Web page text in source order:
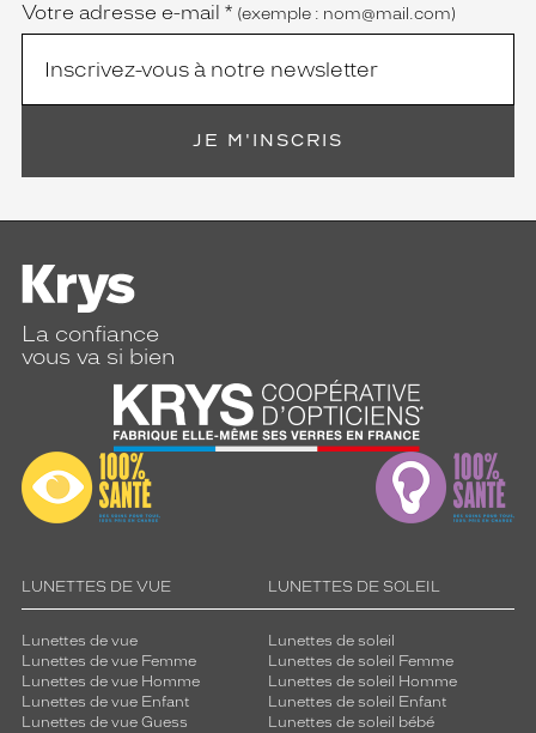
Votre adresse e-mail * (exemple : nom@mail.com)
JE M'INSCRIS
La confiance
vous va si bien
LUNETTES DE VUE
Lunettes de vue
Lunettes de vue Femme
Lunettes de vue Homme
Lunettes de vue Enfant
Lunettes de vue Guess
LUNETTES DE SOLEIL
Lunettes de soleil
Lunettes de soleil Femme
Lunettes de soleil Homme
Lunettes de soleil Enfant
Lunettes de soleil bébé